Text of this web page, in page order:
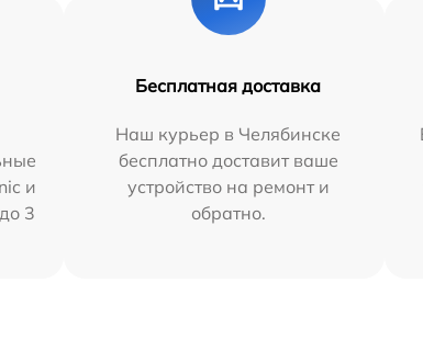
и
3
Бесплатная доставка
Наш курьер в Челябинске
бесплатно доставит ваше
устройство на ремонт и
обратно.